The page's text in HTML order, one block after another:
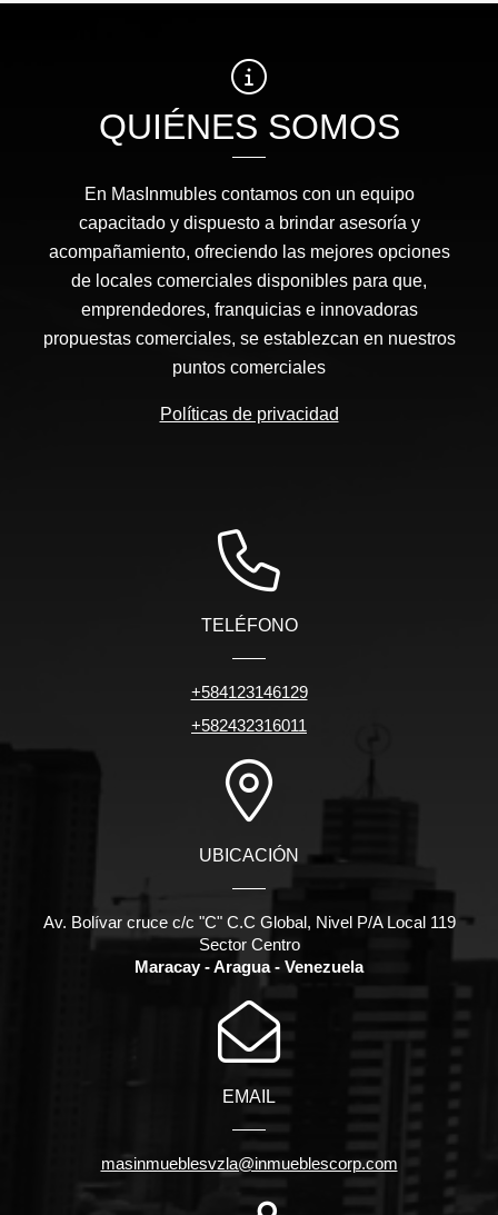
QUIÉNES SOMOS
En MasInmubles contamos con un equipo
capacitado y dispuesto a brindar asesoría y
acompañamiento, ofreciendo las mejores opciones
de locales comerciales disponibles para que,
emprendedores, franquicias e innovadoras
propuestas comerciales, se establezcan en nuestros
puntos comerciales
Políticas de privacidad
TELÉFONO
+584123146129
+582432316011
UBICACIÓN
Av. Bolívar cruce c/c "C" C.C Global, Nivel P/A Local 119
Sector Centro
Maracay - Aragua - Venezuela
EMAIL
masinmueblesvzla@inmueblescorp.com